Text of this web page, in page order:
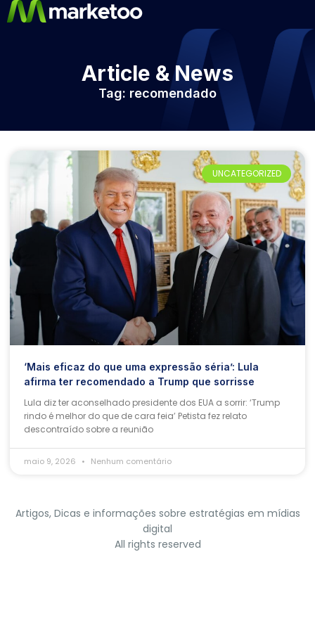
Article & News
Tag: recomendado
UNCATEGORIZED
‘Mais eficaz do que uma expressão séria’: Lula
afirma ter recomendado a Trump que sorrisse
Lula diz ter aconselhado presidente dos EUA a sorrir: ‘Trump
rindo é melhor do que de cara feia’ Petista fez relato
descontraído sobre a reunião
maio 9, 2026 Nenhum comentário
Artigos, Dicas e informações sobre estratégias em mídias
digital
All rights reserved